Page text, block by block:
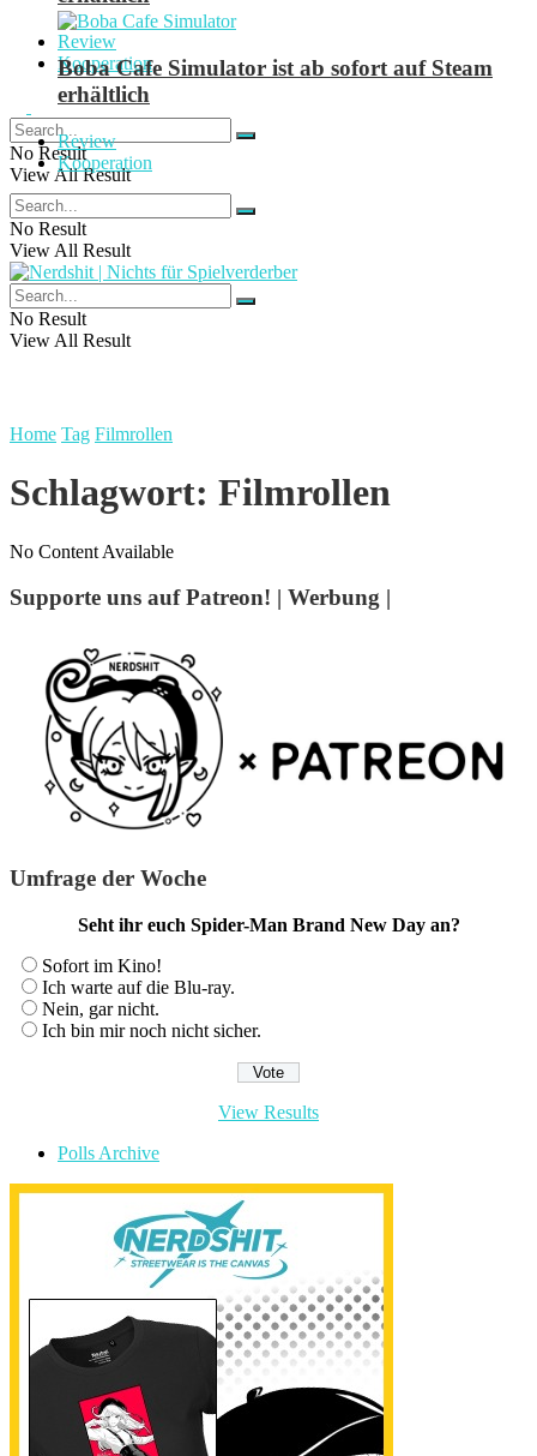
Review
Kooperation
No Result
View All Result
Boba Cafe Simulator ist ab sofort auf Steam
erhältlich
Review
Kooperation
No Result
View All Result
No Result
View All Result
Home Tag Filmrollen
Schlagwort: Filmrollen
No Content Available
Supporte uns auf Patreon! | Werbung |
Umfrage der Woche
Seht ihr euch Spider-Man Brand New Day an?
Sofort im Kino!
Ich warte auf die Blu-ray.
Nein, gar nicht.
Ich bin mir noch nicht sicher.
View Results
Polls Archive